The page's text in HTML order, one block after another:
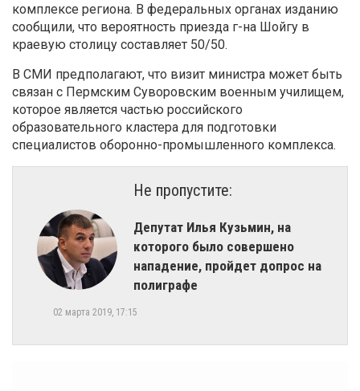
комплексе региона. В федеральных органах изданию
сообщили, что вероятность приезда г-на Шойгу в
краевую столицу составляет 50/50.
В СМИ предполагают, что визит министра может быть
связан с Пермским Суворовским военным училищем,
которое является частью российского
образовательного кластера для подготовки
специалистов оборонно-промышленного комплекса.
Не пропустите:
Депутат Илья Кузьмин, на
которого было совершено
нападение, пройдет допрос на
полиграфе
02 марта 2019, 17:15